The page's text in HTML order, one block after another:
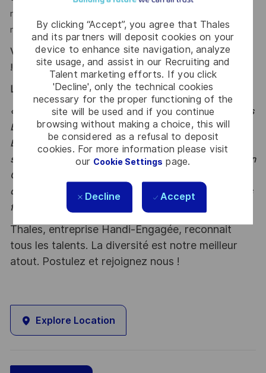
By clicking “Accept”, you agree that Thales
and its partners will deposit cookies on your
device to enhance site navigation, analyze
site usage, and assist in our Recruiting and
Talent marketing efforts. If you click
'Decline', only the technical cookies
necessary for the proper functioning of the
site will be used and if you continue
browsing without making a choice, this will
be considered as a refusal to deposit
cookies. For more information please visit
our Cookie Settings page.
Decline Accept
remettre en question l'existant afin de proposer de
nouvelles solutions ?
Vous vous reconnaissez ? Alors ce poste est fait pour vous
!
LE MOT DE L'ÉQUIPE
« Vous rejoindrez une équipe d'une trentaine d'ingénieurs
basée à Cannes et Toulouse. En tant qu'Architecte
Électrique, vous serez le représentant de la discipline au
sein du projet et pourrez vous appuyer sur des experts en
CEM, analyses électriques et systèmes de puissance afin
de concevoir ensemble des solutions innovantes pour les
futurs systèmes spatiaux. »
Thales, entreprise Handi-Engagée, reconnait
tous les talents. La diversité est notre meilleur
atout. Postulez et rejoignez nous !
Explore Location